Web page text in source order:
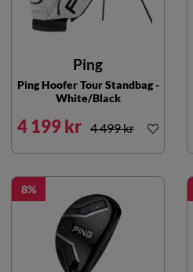
Ping
Ping Hoofer Tour Standbag -
White/Black
4 199 kr 4 499 kr
8